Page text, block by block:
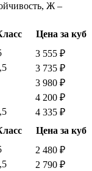
Ж –
Цена за куб
3 555 ₽
3 735 ₽
3 980 ₽
4 200 ₽
4 335 ₽
Цена за куб
2 480 ₽
2 790 ₽